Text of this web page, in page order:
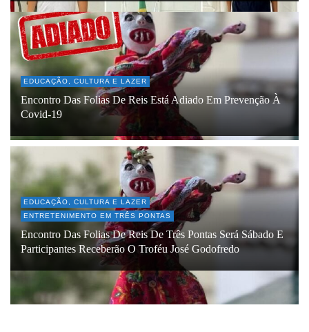
EDUCAÇÃO, CULTURA E LAZER
Encontro Das Folias De Reis Está Adiado Em Prevenção À
Covid-19
EDUCAÇÃO, CULTURA E LAZER
ENTRETENIMENTO EM TRÊS PONTAS
Encontro Das Folias De Reis De Três Pontas Será Sábado E
Participantes Receberão O Troféu José Godofredo